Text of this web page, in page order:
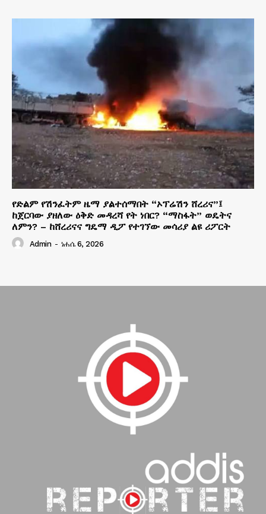
የድልም የሽንፈትም ዜማ ያልተሰማበት “ኦፕሬሽን ሸረሪና”፤
ከጀርባው ያዘለው ዕቅድ መዳረሻ የት ነበር? “ማስፋት” ወዴትና
ለምን? – ከሸረሪናና ግዴማ ዲፖ የተገኘው መሳሪያ ልዩ ሪፖርት
Admin - ነሐሴ 6, 2026